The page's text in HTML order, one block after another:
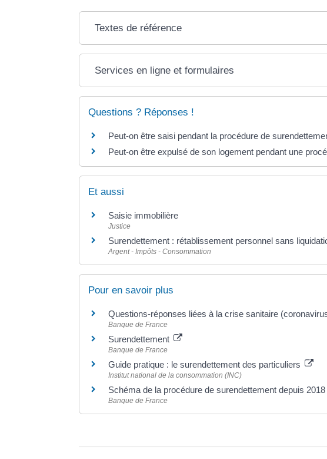
Textes de référence
Services en ligne et formulaires
Questions ? Réponses !
Peut-on être saisi pendant la procédure de
Peut-on être expulsé de son logement pendant une
Et aussi
Saisie immobilière
Justice
Surendettement : rétablissement personnel sans
Argent - Impôts - Consommation
Pour en savoir plus
Questions-réponses liées à la crise sanitaire
Banque de France
Surendettement
Banque de France
Guide pratique : le surendettement des particuliers
Institut national de la consommation (INC)
Schéma de la procédure de surendettement depuis 2018
Banque de France